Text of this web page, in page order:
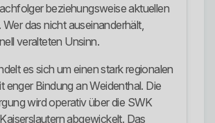
beziehungsweise aktuellen
Wer das nicht auseinanderhält,
veralteten Unsinn.
es sich um einen stark regionalen
enger Bindung an Weidenthal. Die
wird operativ über die SWK
abgewickelt. Das